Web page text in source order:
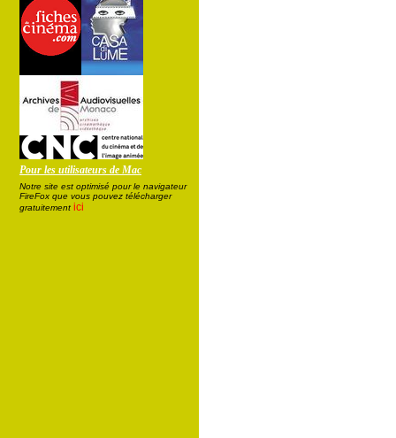
Pour les utilisateurs de Mac
Notre site est optimisé pour le navigateur
FireFox que vous pouvez télécharger
gratuitement ici